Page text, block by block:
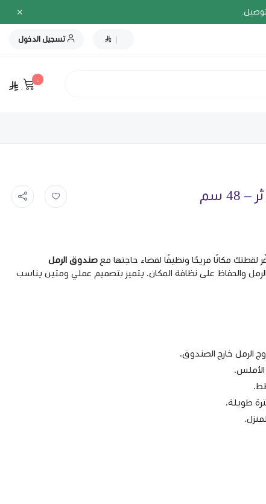
| تسجيل الدخول
٠
٠
سم
صندوق الرمل
الرمل والحفاظ على نظافة المكان. يتميز بتصميم عملي ومتين يناسب
الرمل خارج الصندوق.
طويلة.